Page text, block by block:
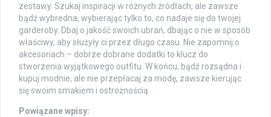
zestawy. Szukaj inspiracji w różnych źródłach, ale zawsze
bądź wybredna, wybierając tylko to, co nadaje się do twojej
garderoby. Dbaj o jakość swoich ubrań, dbając o nie w sposób
właściwy, aby służyły ci przez długo czasu. Nie zapomnij o
akcesoriach – dobrze dobrane dodatki to klucz do
stworzenia wyjątkowego outfitu. W końcu, bądź rozsądna i
kupuj modnie, ale nie przepłacaj za modę, zawsze kierując
się swoim smakiem i ostrożnością.
Powiązane wpisy: